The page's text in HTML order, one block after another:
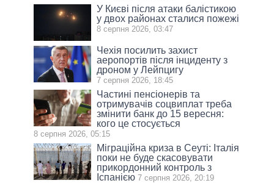
У Києві після атаки балістикою
у двох районах сталися пожежі
8 серпня 2026, 03:47
Чехія посилить захист
аеропортів після інциденту з
дроном у Лейпцигу
7 серпня 2026, 18:45
Частині пенсіонерів та
отримувачів соцвиплат треба
змінити банк до 15 вересня:
кого це стосується
8 серпня 2026, 05:15
Міграційна криза в Сеуті: Італія
поки не буде скасовувати
прикордонний контроль з
Іспанією 7 серпня 2026, 20:19